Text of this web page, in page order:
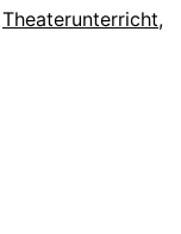
Theaterunterricht,